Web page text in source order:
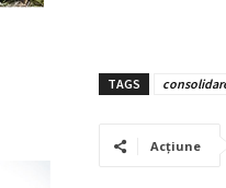
TAGS
Acțiune